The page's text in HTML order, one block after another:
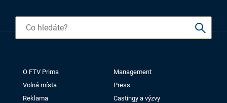
O FTV Prima
Management
Volná místa
Press
Reklama
Castingy a výzvy